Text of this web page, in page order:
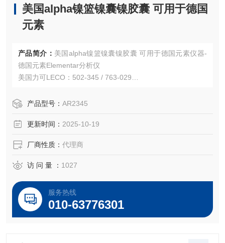
美国alpha镍篮镍囊镍胶囊 可用于德国
元素
产品简介： 美国alpha镍篮镍囊镍胶囊 可用于德国元素仪器-
德国元素Elementar分析仪
美国力可LECO：502-345 / 763-029
注：使用OEM编号仅仅是为了方便查询，并不代表产品来自
于所对应仪器。
产品型号： AR2345
更新时间： 2025-10-19
厂商性质： 代理商
访 问 量 ： 1027
服务热线
010-63776301